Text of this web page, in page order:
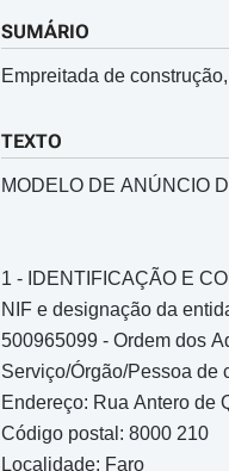
SUMÁRIO
Empreitada de
TEXTO
MODELO DE ANÚNCIO
1 - IDENTIFICAÇÃO E
NIF e designação da
500965099 - Ordem dos
Serviço/Órgão/Pessoa de
Endereço: Rua Antero de
Código postal: 8000 210
Localidade: Faro